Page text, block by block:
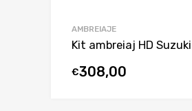
AMBREIAJE
Kit ambreiaj HD
€308,00